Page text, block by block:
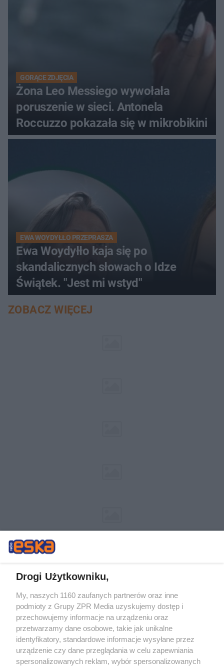
GORĄCE ZDJĘCIA
Żona Leo Messiego wywołała
poruszenie w sieci. Antonela
Roccuzzo pokazała się w mikrobikini
EWA WOYDYŁŁO PRZEPRASZA
Ewa Woydyłło kaja się po
skandalicznych słowach o Idze
Świątek. "Jest mi wstyd"
ZOBACZ WIĘCEJ
Żaden utwór zamieszczony w serwisie nie może być powielany i
rozpowszechniany lub dalej rozpowszechniany w jakikolwiek sposób (w
tym także elektroniczny lub mechaniczny) na jakimkolwiek polu
eksploatacji w jakiejkolwiek formie, włącznie z umieszczaniem w
Internecie bez pisemnej zgody właściciela praw. Jakiekolwiek użycie lub
wykorzystanie utworów w całości lub w części z naruszeniem prawa,
tzn. bez właściwej zgody, jest zabronione pod groźbą kary i może być
ścigane prawnie.
Drogi Użytkowniku,
My, naszych 1160 zaufanych partnerów oraz inne
podmioty z Grupy ZPR Media uzyskujemy dostęp i
przechowujemy informacje na urządzeniu oraz
przetwarzamy dane osobowe, takie jak unikalne
identyfikatory, standardowe informacje wysyłane przez
urządzenie czy dane przeglądania w celu zapewniania
spersonalizowanych reklam, wybór spersonalizowanych